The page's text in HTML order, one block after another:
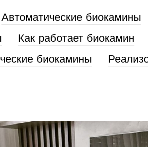
Автоматические биокамины
Как работает биокамин
биокамины